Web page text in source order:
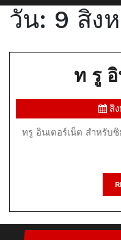
วัน: 9 สิง
ท รู
สิ
ทรู อินเตอร์เน็ต สำหรับ